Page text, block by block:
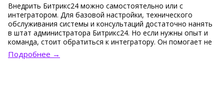
Внедрить Битрикс24 можно самостоятельно или с
интегратором. Для базовой настройки, технического
обслуживания системы и консультаций достаточно нанять
в штат администратора Битрикс24. Но если нужны опыт и
команда, стоит обратиться к интегратору. Он помогает не
только установить систему, но и правильно выстроить
бизнес-процессы, настроить сложные связки инструментов
Подробнее →